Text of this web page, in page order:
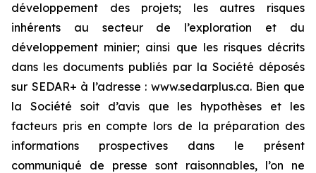
développement des projets; les autres risques
inhérents au secteur de l’exploration et du
développement minier; ainsi que les risques décrits
dans les documents publiés par la Société déposés
sur SEDAR+ à l’adresse : www.sedarplus.ca. Bien que
la Société soit d’avis que les hypothèses et les
facteurs pris en compte lors de la préparation des
informations prospectives dans le présent
communiqué de presse sont raisonnables, l’on ne